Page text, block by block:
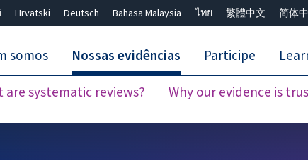
Hrvatski Deutsch Bahasa Malaysia ไทย 繁體中文 简体
somos Nossas evidências
are systematic reviews? Why our evidence is
Participe